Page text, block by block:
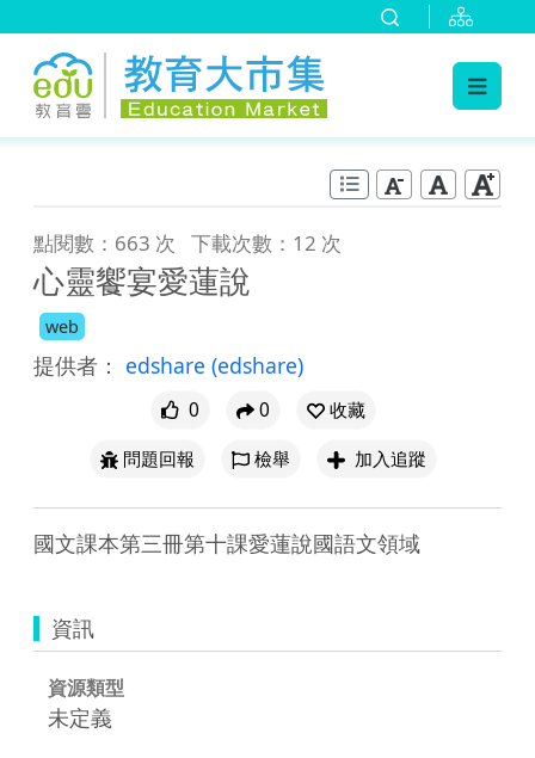
點閱數：663 次 下載次數：12 次
心靈饗宴愛蓮說
web
提供者： edshare (edshare)
0 0
收藏
問題回報
檢舉 加入追蹤
國文課本第三冊第十課愛蓮說國語文領域
資訊
資源類型
未定義